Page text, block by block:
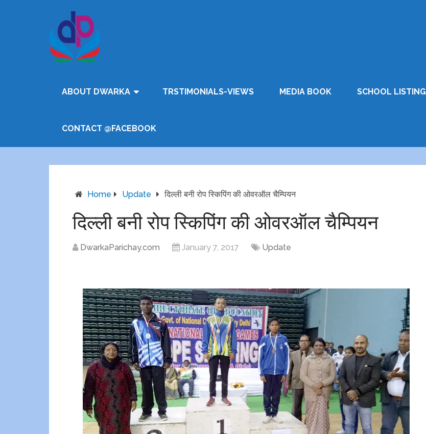
ABOUT DWARKA TRSTIMONIALS-VIEWS MEDIA BOOK SCHOOL LISTING
CONTACT @FACEBOOK
Home Update दिल्ली बनी रोप स्किपिंग की ओवरऑल चैम्पियन
दिल्ली बनी रोप स्किपिंग की ओवरऑल चैम्पियन
DwarkaParichay.com January 7, 2017 Update